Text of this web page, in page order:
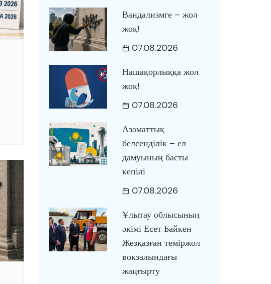
Вандализмге – жол
жоқ!
07.08.2026
Нашақорлыққа жол
жоқ!
07.08.2026
Азаматтық
белсенділік – ел
дамуының басты
кепілі
07.08.2026
Ұлытау облысының
әкімі Есет Байкен
Жезқазған теміржол
вокзалындағы
жаңғырту